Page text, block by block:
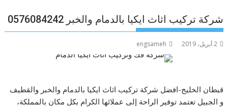
شركة تركيب اثاث ايكيا بالدمام والخبر 0576084242
2 أبريل، 2019 engsameh
قبطان الخليج-افضل شركة تركيب اثاث ايكيا بالدمام والخبر والقطيف
و الجبيل تعتمد توفير الراحة إلى عملائها الكرام بكل مكان بالمملكة،